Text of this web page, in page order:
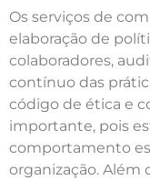
Os serviços de
elaboração de
colaboradores,
contínuo das
código de ética e
importante, pois
comportamento
organização. Além